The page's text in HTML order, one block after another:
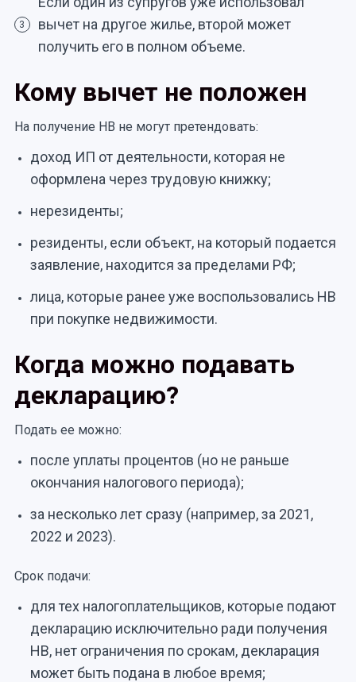
3
вычет на другое жилье, второй может
получить его в полном объеме.
Кому вычет не положен
На получение НВ не могут претендовать:
доход ИП от деятельности, которая не
оформлена через трудовую книжку;
нерезиденты;
резиденты, если объект, на который подается
заявление, находится за пределами РФ;
лица, которые ранее уже воспользовались НВ
при покупке недвижимости.
Когда можно подавать
декларацию?
Подать ее можно:
после уплаты процентов (но не раньше
окончания налогового периода);
за несколько лет сразу (например, за 2021,
2022 и 2023).
Срок подачи:
для тех налогоплательщиков, которые подают
декларацию исключительно ради получения
НВ, нет ограничения по срокам, декларация
может быть подана в любое время;